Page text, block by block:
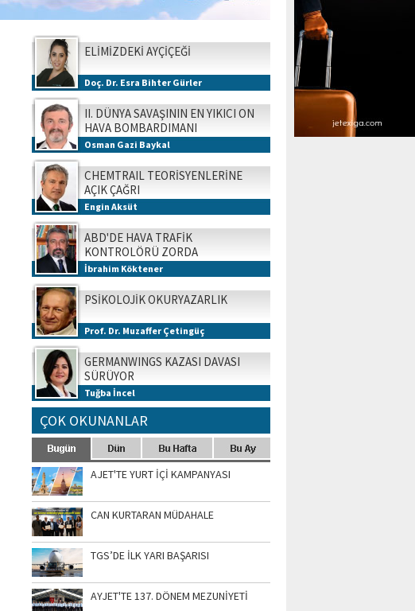
ELİMİZDEKİ AYÇİÇEĞİ
Doç. Dr. Esra Bihter Gürler
II. DÜNYA SAVAŞININ EN YIKICI ON
HAVA BOMBARDIMANI
Osman Gazi Baykal
CHEMTRAIL TEORİSYENLERİNE
AÇIK ÇAĞRI
Engin Aksüt
ABD'DE HAVA TRAFİK
KONTROLÖRÜ ZORDA
İbrahim Köktener
PSİKOLOJİK OKURYAZARLIK
Prof. Dr. Muzaffer Çetingüç
GERMANWINGS KAZASI DAVASI
SÜRÜYOR
Tuğba İncel
ÇOK OKUNANLAR
AJET'TE YURT İÇİ KAMPANYASI
CAN KURTARAN MÜDAHALE
TGS’DE İLK YARI BAŞARISI
AYJET'TE 137. DÖNEM MEZUNİYETİ